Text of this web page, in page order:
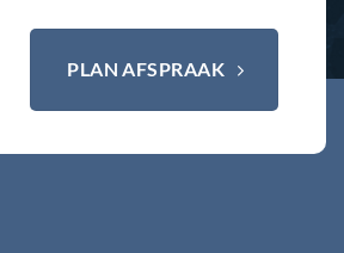
PLAN AFSPRAAK